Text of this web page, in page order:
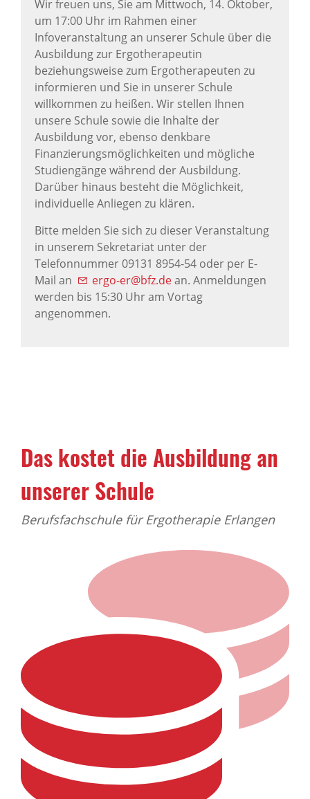
Wir freuen uns, Sie am Mittwoch, 14. Oktober,
um 17:00 Uhr im Rahmen einer
Infoveranstaltung an unserer Schule über die
Ausbildung zur Ergotherapeutin
beziehungsweise zum Ergotherapeuten zu
informieren und Sie in unserer Schule
willkommen zu heißen. Wir stellen Ihnen
unsere Schule sowie die Inhalte der
Ausbildung vor, ebenso denkbare
Finanzierungsmöglichkeiten und mögliche
Studiengänge während der Ausbildung.
Darüber hinaus besteht die Möglichkeit,
individuelle Anliegen zu klären.
Bitte melden Sie sich zu dieser Veranstaltung
in unserem Sekretariat unter der
Telefonnummer 09131 8954-54 oder per E-
Mail an
ergo-er@bfz.dean. Anmeldungen
werden bis 15:30 Uhr am Vortag
angenommen.
Das kostet die Ausbildung an
unserer Schule
Berufsfachschule für Ergotherapie Erlangen